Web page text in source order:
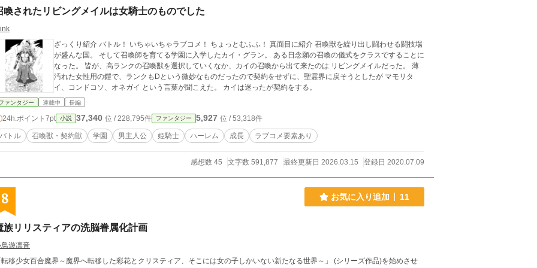
喚されたリビングメイルは女騎士のものでした
ざっくり紹介 バトル！ いちゃいちゃラブコメ！ ちょっとむふふ！ 真面目に紹介 召喚獣を繰り出し闘わせる闘技場
が盛んな国。 そして召喚師を育てる学園に入学したカイ・グラン。 ある日念願の召喚の儀式をクラスですることに
なった。 皆が、高ランクの召喚獣を選択していくなか、カイの召喚から出て来たのは リビングメイルだった。 薄
汚れた女性用の鎧で、ランクもDという微妙なものだったので契約をせずに、聖霊界に戻そうとしたが マモリタ
イ、コンドコソ、オネガイ という言葉が聞こえた。 カイは迷ったが契約をする。
ァンタジー 連載中 長編
24h.ポイント 7pt 小説 37,340 位 / 228,795件 ファンタジー 5,927 位 / 53,318件
バトル 召喚獣・契約獣 学園 男主人公 姫騎士 ハーレム 成長 ラブコメ要素あり
感想数 45 文字数 591,877 最終更新日 2026.03.15 登録日 2020.07.09
8 お気に入り追加 11
族リリスティアの洗脳眷属化計画
遊凛音
移少女百合魔界～魔界へ転移した彩花とクリスティア、そこには女の子しかいない新たなる世界～」 (シリーズ作品)を始めさせ